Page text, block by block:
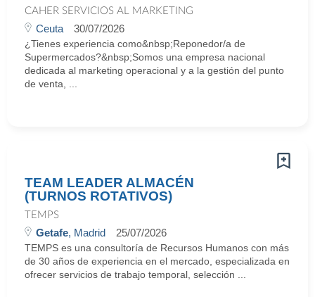
CAHER SERVICIOS AL MARKETING
Ceuta 30/07/2026
¿Tienes experiencia como&nbsp;Reponedor/a de
Supermercados?&nbsp;Somos una empresa nacional
dedicada al marketing operacional y a la gestión del punto
de venta, ...
TEAM LEADER ALMACÉN
(TURNOS ROTATIVOS)
TEMPS
Getafe, Madrid 25/07/2026
TEMPS es una consultoría de Recursos Humanos con más
de 30 años de experiencia en el mercado, especializada en
ofrecer servicios de trabajo temporal, selección ...